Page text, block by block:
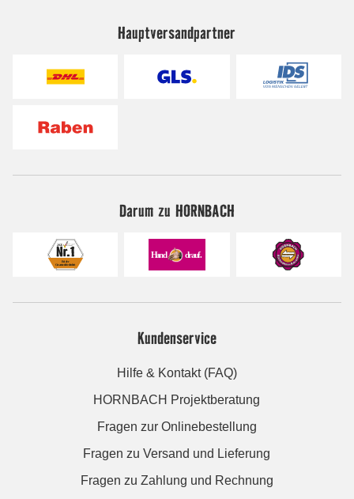
Hauptversandpartner
Darum zu HORNBACH
Kundenservice
Hilfe & Kontakt (FAQ)
HORNBACH Projektberatung
Fragen zur Onlinebestellung
Fragen zu Versand und Lieferung
Fragen zu Zahlung und Rechnung